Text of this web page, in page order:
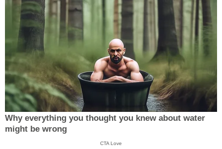
Why everything you thought you knew about water
might be wrong
CTA Love